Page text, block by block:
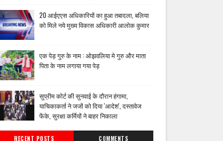
20 आईएएस अधिकारियों का हुआ तबादला, बलिया
को मिले नये मुख्य विकास अधिकारी आलोक कुमार
एक पेड़ गुरु के नाम : ओझवलिया मे गुरु और माता
पिता के नाम लगाया गया पेड़
सुप्रीम कोर्ट की सुनवाई के दौरान हंगामा,
याचिकाकर्ता ने जजों को दिया 'आदेश', दस्तावेज
फेंके, सुरक्षा कर्मियों ने बाहर निकाला
RECENT POSTS COMMENTS